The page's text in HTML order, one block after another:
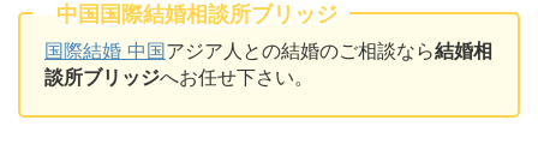
中国国際結婚相談所ブリッジ
国際結婚 中国アジア人との結婚のご相談なら結婚相
談所ブリッジへお任せ下さい。